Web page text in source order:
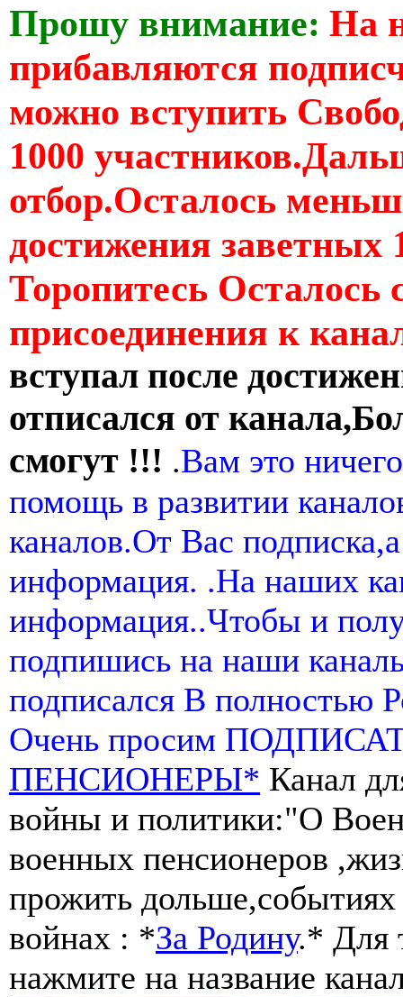
Прошу внимание: На
прибавляются
можно вступить
1000
отбор.Осталось
достижения заветных
Торопитесь Осталось
присоединения к
вступал после
отписался от
смогут !!! .Вам это
помощь в развитии
каналов.От Вас
информация. .На наших
информация..Чтобы и
подпишись на наши
подписался В полностью
Очень просим
ПЕНСИОНЕРЫ* Канал
войны и политики:"О
военных пенсионеров
прожить
войнах : *За Родину.* Для
нажмите на название